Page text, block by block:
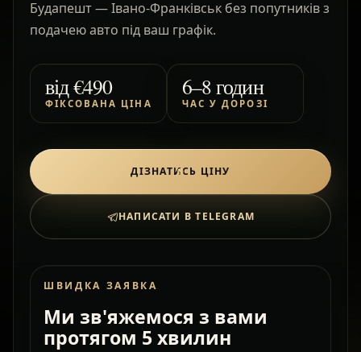
Будапешт — Івано-Франківськ без попутників з
подачею авто під ваш графік.
від€490
ФІКСОВАНА ЦІНА
6–8 годин
ЧАС У ДОРОЗІ
ДІЗНАТИСЬ ЦІНУ
НАПИСАТИ В TELEGRAM
ШВИДКА ЗАЯВКА
Ми зв'яжемося з вами
протягом 5 хвилин